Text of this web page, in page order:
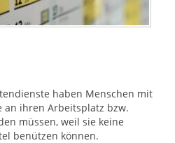
haben Menschen mit
an ihren Arbeitsplatz bzw.
müssen, weil sie keine
benützen können.